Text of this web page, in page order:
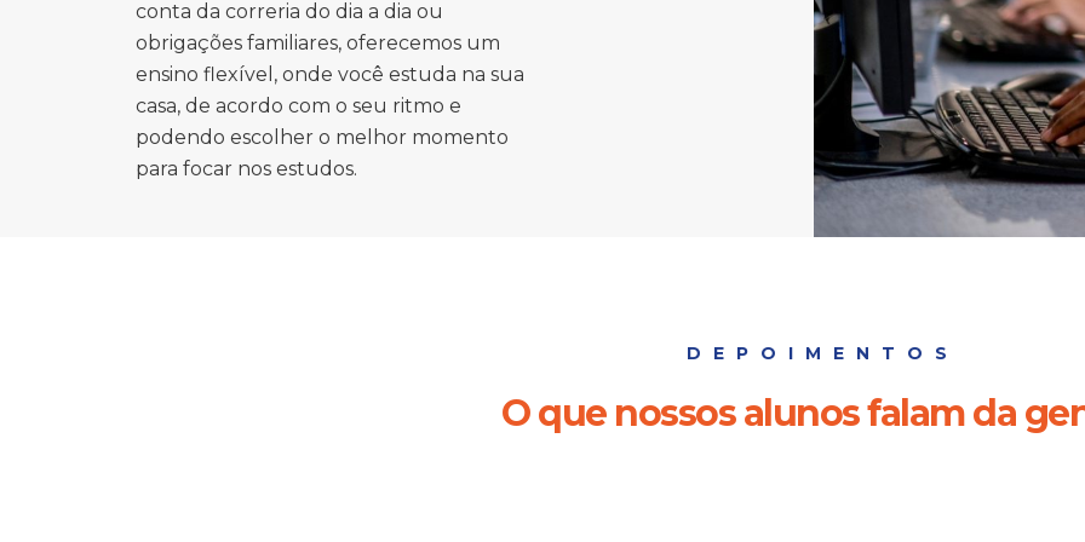
conta da correria do dia a dia ou
obrigações familiares, oferecemos um
ensino flexível, onde você estuda na sua
casa, de acordo com o seu ritmo e
podendo escolher o melhor momento
para focar nos estudos.
DEPOIMENTOS
O que nossos alunos falam da